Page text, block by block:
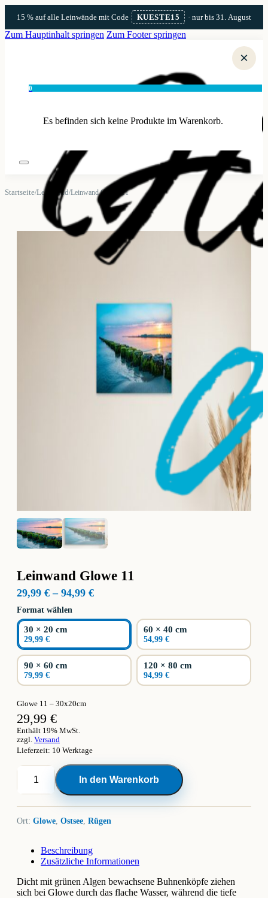
15 % auf alle Leinwände mit Code KUESTE15 · nur bis 31. August
Zum Hauptinhalt springen Zum Footer springen
0
Es befinden sich keine Produkte im Warenkorb.
×
Startseite/Leinwand/Leinwand Glowe 11
Leinwand Glowe 11
29,99 € – 94,99 €Preisspanne:
bis
Format wählen
30 × 20 cm
29,99 €
60 × 40 cm
54,99 €
90 × 60 cm
79,99 €
120 × 80 cm
94,99 €
Glowe 11 – 30x20cm
29,99 €
Enthält 19% MwSt.
zzgl. Versand
Lieferzeit: 10 Werktage
Leinwand
Glowe
11
In den Warenkorb
Ort: Glowe, Ostsee, Rügen
Beschreibung
Zusätzliche Informationen
Dicht mit grünen Algen bewachsene Buhnenköpfe ziehen
sich bei Glowe durch das flache Wasser, während die tiefe